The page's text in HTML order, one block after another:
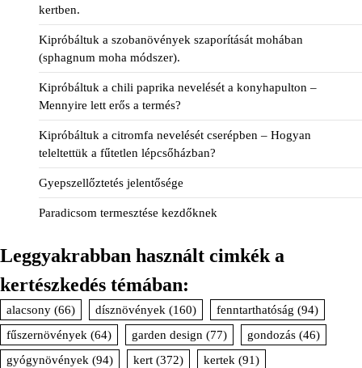
kertben.
Kipróbáltuk a szobanövények szaporítását mohában
(sphagnum moha módszer).
Kipróbáltuk a chili paprika nevelését a konyhapulton –
Mennyire lett erős a termés?
Kipróbáltuk a citromfa nevelését cserépben – Hogyan
teleltettük a fűtetlen lépcsőházban?
Gyepszellőztetés jelentősége
Paradicsom termesztése kezdőknek
Leggyakrabban használt cimkék a
kertészkedés témában:
alacsony (66) dísznövények (160) fenntarthatóság (94)
fűszernövények (64) garden design (77) gondozás (46)
gyógynövények (94) kert (372) kertek (91)